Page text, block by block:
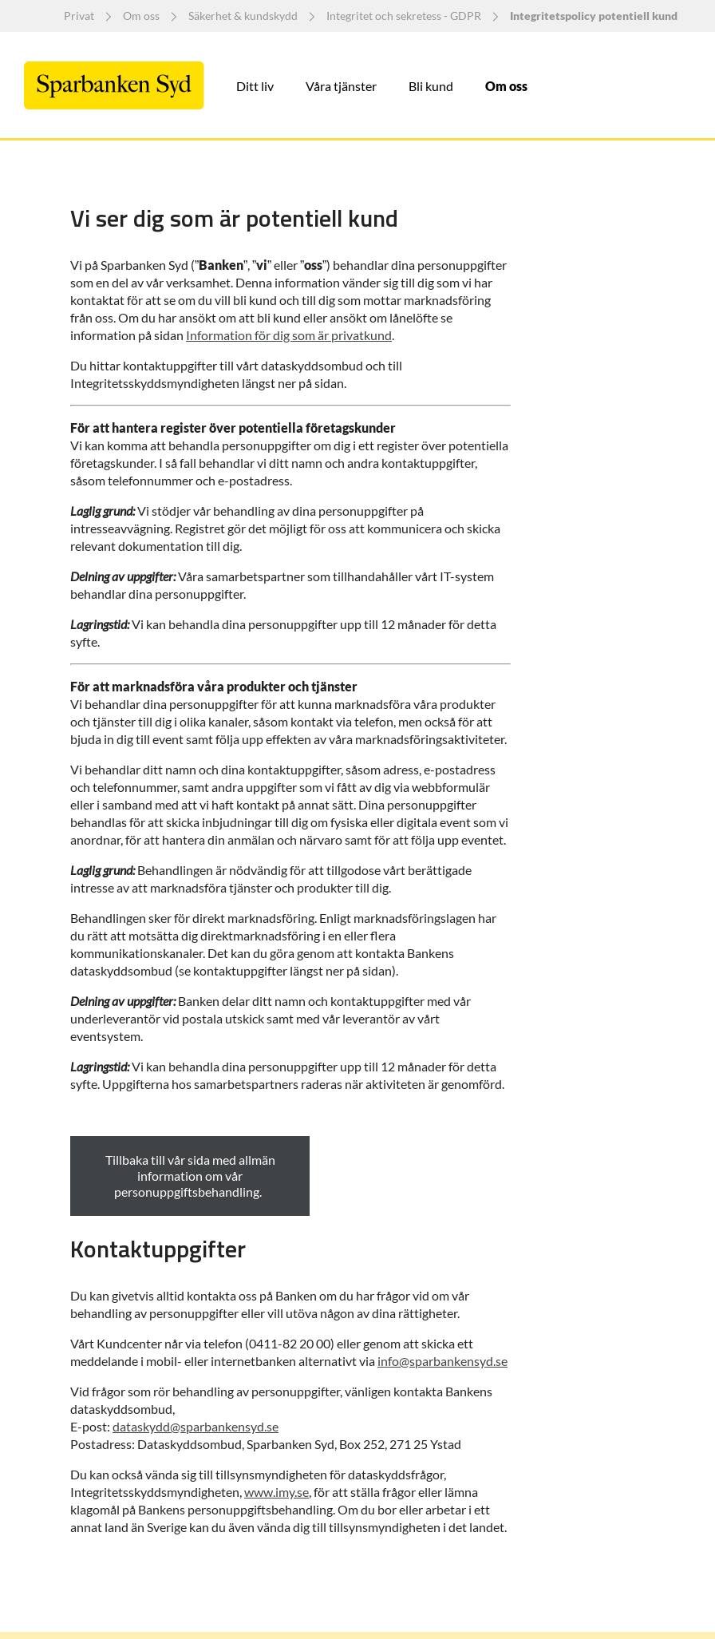
Privat Om oss Säkerhet & kundskydd Integritet och sekretess - GDPR Integritetspolicy potentiell kund
Ditt liv Våra tjänster Bli kund Om oss
Vi ser dig som är potentiell kund
Vi på Sparbanken Syd (”Banken”, ”vi” eller ”oss”) behandlar dina personuppgifter
som en del av vår verksamhet. Denna information vänder sig till dig som vi har
kontaktat för att se om du vill bli kund och till dig som mottar marknadsföring
från oss. Om du har ansökt om att bli kund eller ansökt om lånelöfte se
information på sidan Information för dig som är privatkund.
Du hittar kontaktuppgifter till vårt dataskyddsombud och till
Integritetsskyddsmyndigheten längst ner på sidan.
För att hantera register över potentiella företagskunder
Vi kan komma att behandla personuppgifter om dig i ett register över potentiella
företagskunder. I så fall behandlar vi ditt namn och andra kontaktuppgifter,
såsom telefonnummer och e-postadress.
Laglig grund:Vi stödjer vår behandling av dina personuppgifter på
intresseavvägning. Registret gör det möjligt för oss att kommunicera och skicka
relevant dokumentation till dig.
Delning av uppgifter:Våra samarbetspartner som tillhandahåller vårt IT-system
behandlar dina personuppgifter.
Lagringstid:Vi kan behandla dina personuppgifter upp till 12 månader för detta
syfte.
För att marknadsföra våra produkter och tjänster
Vi behandlar dina personuppgifter för att kunna marknadsföra våra produkter
och tjänster till dig i olika kanaler, såsom kontakt via telefon, men också för att
bjuda in dig till event samt följa upp effekten av våra marknadsföringsaktiviteter.
Vi behandlar ditt namn och dina kontaktuppgifter, såsom adress, e-postadress
och telefonnummer, samt andra uppgifter som vi fått av dig via webbformulär
eller i samband med att vi haft kontakt på annat sätt. Dina personuppgifter
behandlas för att skicka inbjudningar till dig om fysiska eller digitala event som vi
anordnar, för att hantera din anmälan och närvaro samt för att följa upp eventet.
Laglig grund:Behandlingen är nödvändig för att tillgodose vårt berättigade
intresse av att marknadsföra tjänster och produkter till dig.
Behandlingen sker för direkt marknadsföring. Enligt marknadsföringslagen har
du rätt att motsätta dig direktmarknadsföring i en eller flera
kommunikationskanaler. Det kan du göra genom att kontakta Bankens
dataskyddsombud (se kontaktuppgifter längst ner på sidan).
Delning av uppgifter:Banken delar ditt namn och kontaktuppgifter med vår
underleverantör vid postala utskick samt med vår leverantör av vårt
eventsystem.
Lagringstid:Vi kan behandla dina personuppgifter upp till 12 månader för detta
syfte. Uppgifterna hos samarbetspartners raderas när aktiviteten är genomförd.
Tillbaka till vår sida med allmän
information om vår
personuppgiftsbehandling.
Kontaktuppgifter
Du kan givetvis alltid kontakta oss på Banken om du har frågor vid om vår
behandling av personuppgifter eller vill utöva någon av dina rättigheter.
Vårt Kundcenter når via telefon (0411-82 20 00) eller genom att skicka ett
meddelande i mobil- eller internetbanken alternativt via info@sparbankensyd.se
Vid frågor som rör behandling av personuppgifter, vänligen kontakta Bankens
dataskyddsombud,
E-post: dataskydd@sparbankensyd.se
Postadress: Dataskyddsombud, Sparbanken Syd, Box 252, 271 25 Ystad
Du kan också vända sig till tillsynsmyndigheten för dataskyddsfrågor,
Integritetsskyddsmyndigheten,www.imy.se, för att ställa frågor eller lämna
klagomål på Bankens personuppgiftsbehandling. Om du bor eller arbetar i ett
annat land än Sverige kan du även vända dig till tillsynsmyndigheten i det landet.